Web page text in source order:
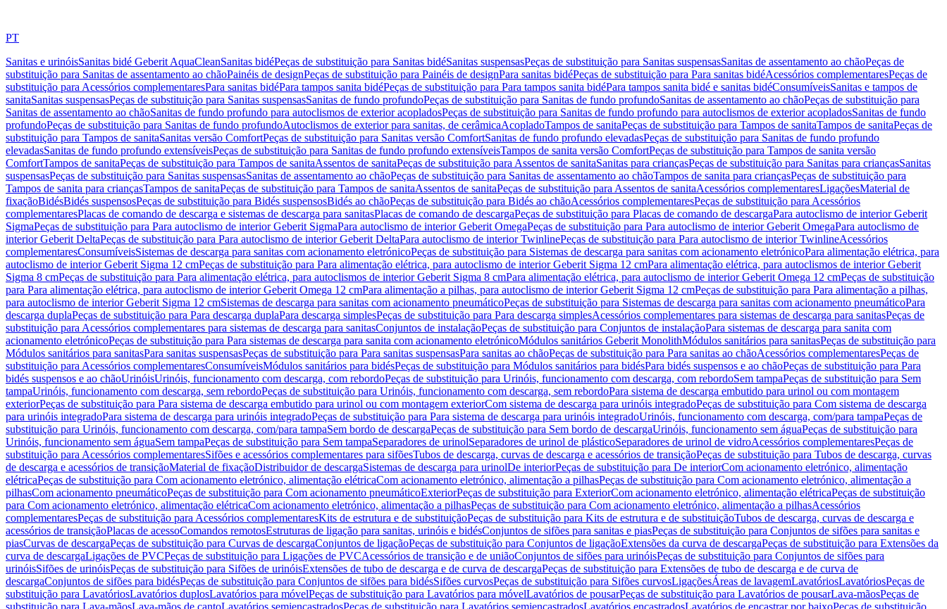
PT
Sanitas e urinóisSanitas bidé Geberit AquaCleanSanitas bidéPeças de substituição para Sanitas bidéSanitas suspensasPeças de substituição para Sanitas suspensasSanitas de assentamento ao chãoPeças de
substituição para Sanitas de assentamento ao chãoPainéis de designPeças de substituição para Painéis de designPara sanitas bidéPeças de substituição para Para sanitas bidéAcessórios complementaresPeças de
substituição para Acessórios complementaresPara sanitas bidéPara tampos sanita bidéPeças de substituição para Para tampos sanita bidéPara tampos sanita bidé e sanitas bidéConsumíveisSanitas e tampos de
sanitaSanitas suspensasPeças de substituição para Sanitas suspensasSanitas de fundo profundoPeças de substituição para Sanitas de fundo profundoSanitas de assentamento ao chãoPeças de substituição para
Sanitas de assentamento ao chãoSanitas de fundo profundo para autoclismos de exterior acopladosPeças de substituição para Sanitas de fundo profundo para autoclismos de exterior acopladosSanitas de fundo
profundoPeças de substituição para Sanitas de fundo profundoAutoclismos de exterior para sanitas, de cerâmicaAcopladoTampos de sanitaPeças de substituição para Tampos de sanitaTampos de sanitaPeças de
substituição para Tampos de sanitaSanitas versão ComfortPeças de substituição para Sanitas versão ComfortSanitas de fundo profundo elevadasPeças de substituição para Sanitas de fundo profundo
elevadasSanitas de fundo profundo extensíveisPeças de substituição para Sanitas de fundo profundo extensíveisTampos de sanita versão ComfortPeças de substituição para Tampos de sanita versão
ComfortTampos de sanitaPeças de substituição para Tampos de sanitaAssentos de sanitaPeças de substituição para Assentos de sanitaSanitas para criançasPeças de substituição para Sanitas para criançasSanitas
suspensasPeças de substituição para Sanitas suspensasSanitas de assentamento ao chãoPeças de substituição para Sanitas de assentamento ao chãoTampos de sanita para criançasPeças de substituição para
Tampos de sanita para criançasTampos de sanitaPeças de substituição para Tampos de sanitaAssentos de sanitaPeças de substituição para Assentos de sanitaAcessórios complementaresLigaçõesMaterial de
fixaçãoBidésBidés suspensosPeças de substituição para Bidés suspensosBidés ao chãoPeças de substituição para Bidés ao chãoAcessórios complementaresPeças de substituição para Acessórios
complementaresPlacas de comando de descarga e sistemas de descarga para sanitasPlacas de comando de descargaPeças de substituição para Placas de comando de descargaPara autoclismo de interior Geberit
SigmaPeças de substituição para Para autoclismo de interior Geberit SigmaPara autoclismo de interior Geberit OmegaPeças de substituição para Para autoclismo de interior Geberit OmegaPara autoclismo de
interior Geberit DeltaPeças de substituição para Para autoclismo de interior Geberit DeltaPara autoclismo de interior TwinlinePeças de substituição para Para autoclismo de interior TwinlineAcessórios
complementaresConsumíveisSistemas de descarga para sanitas com acionamento eletrónicoPeças de substituição para Sistemas de descarga para sanitas com acionamento eletrónicoPara alimentação elétrica, para
autoclismo de interior Geberit Sigma 12 cmPeças de substituição para Para alimentação elétrica, para autoclismo de interior Geberit Sigma 12 cmPara alimentação elétrica, para autoclismos de interior Geberit
Sigma 8 cmPeças de substituição para Para alimentação elétrica, para autoclismos de interior Geberit Sigma 8 cmPara alimentação elétrica, para autoclismo de interior Geberit Omega 12 cmPeças de substituição
para Para alimentação elétrica, para autoclismo de interior Geberit Omega 12 cmPara alimentação a pilhas, para autoclismo de interior Geberit Sigma 12 cmPeças de substituição para Para alimentação a pilhas,
para autoclismo de interior Geberit Sigma 12 cmSistemas de descarga para sanitas com acionamento pneumáticoPeças de substituição para Sistemas de descarga para sanitas com acionamento pneumáticoPara
descarga duplaPeças de substituição para Para descarga duplaPara descarga simplesPeças de substituição para Para descarga simplesAcessórios complementares para sistemas de descarga para sanitasPeças de
substituição para Acessórios complementares para sistemas de descarga para sanitasConjuntos de instalaçãoPeças de substituição para Conjuntos de instalaçãoPara sistemas de descarga para sanita com
acionamento eletrónicoPeças de substituição para Para sistemas de descarga para sanita com acionamento eletrónicoMódulos sanitários Geberit MonolithMódulos sanitários para sanitasPeças de substituição para
Módulos sanitários para sanitasPara sanitas suspensasPeças de substituição para Para sanitas suspensasPara sanitas ao chãoPeças de substituição para Para sanitas ao chãoAcessórios complementaresPeças de
substituição para Acessórios complementaresConsumíveisMódulos sanitários para bidésPeças de substituição para Módulos sanitários para bidésPara bidés suspensos e ao chãoPeças de substituição para Para
bidés suspensos e ao chãoUrinóisUrinóis, funcionamento com descarga, com rebordoPeças de substituição para Urinóis, funcionamento com descarga, com rebordoSem tampaPeças de substituição para Sem
tampaUrinóis, funcionamento com descarga, sem rebordoPeças de substituição para Urinóis, funcionamento com descarga, sem rebordoPara sistema de descarga embutido para urinol ou com montagem
exteriorPeças de substituição para Para sistema de descarga embutido para urinol ou com montagem exteriorCom sistema de descarga para urinóis integradoPeças de substituição para Com sistema de descarga
para urinóis integradoPara sistema de descarga para urinóis integradoPeças de substituição para Para sistema de descarga para urinóis integradoUrinóis, funcionamento com descarga, com/para tampaPeças de
substituição para Urinóis, funcionamento com descarga, com/para tampaSem bordo de descargaPeças de substituição para Sem bordo de descargaUrinóis, funcionamento sem águaPeças de substituição para
Urinóis, funcionamento sem águaSem tampaPeças de substituição para Sem tampaSeparadores de urinolSeparadores de urinol de plásticoSeparadores de urinol de vidroAcessórios complementaresPeças de
substituição para Acessórios complementaresSifões e acessórios complementares para sifõesTubos de descarga, curvas de descarga e acessórios de transiçãoPeças de substituição para Tubos de descarga, curvas
de descarga e acessórios de transiçãoMaterial de fixaçãoDistribuidor de descargaSistemas de descarga para urinolDe interiorPeças de substituição para De interiorCom acionamento eletrónico, alimentação
elétricaPeças de substituição para Com acionamento eletrónico, alimentação elétricaCom acionamento eletrónico, alimentação a pilhasPeças de substituição para Com acionamento eletrónico, alimentação a
pilhasCom acionamento pneumáticoPeças de substituição para Com acionamento pneumáticoExteriorPeças de substituição para ExteriorCom acionamento eletrónico, alimentação elétricaPeças de substituição
para Com acionamento eletrónico, alimentação elétricaCom acionamento eletrónico, alimentação a pilhasPeças de substituição para Com acionamento eletrónico, alimentação a pilhasAcessórios
complementaresPeças de substituição para Acessórios complementaresKits de estrutura e de substituiçãoPeças de substituição para Kits de estrutura e de substituiçãoTubos de descarga, curvas de descarga e
acessórios de transiçãoPlacas de acessoComandos remotosEstruturas de ligação para sanitas, urinóis e bidésConjuntos de sifões para sanitas e piasPeças de substituição para Conjuntos de sifões para sanitas e
piasCurvas de descargaPeças de substituição para Curvas de descargaConjuntos de ligaçãoPeças de substituição para Conjuntos de ligaçãoExtensões da curva de descargaPeças de substituição para Extensões da
curva de descargaLigações de PVCPeças de substituição para Ligações de PVCAcessórios de transição e de uniãoConjuntos de sifões para urinóisPeças de substituição para Conjuntos de sifões para
urinóisSifões de urinóisPeças de substituição para Sifões de urinóisExtensões de tubo de descarga e de curva de descargaPeças de substituição para Extensões de tubo de descarga e de curva de
descargaConjuntos de sifões para bidésPeças de substituição para Conjuntos de sifões para bidésSifões curvosPeças de substituição para Sifões curvosLigaçõesÁreas de lavagemLavatóriosLavatóriosPeças de
substituição para LavatóriosLavatórios duplosLavatórios para móvelPeças de substituição para Lavatórios para móvelLavatórios de pousarPeças de substituição para Lavatórios de pousarLava-mãosPeças de
substituição para Lava-mãosLava-mãos de cantoLavatórios semiencastradosPeças de substituição para Lavatórios semiencastradosLavatórios encastradosLavatórios de encastrar por baixoPeças de substituição